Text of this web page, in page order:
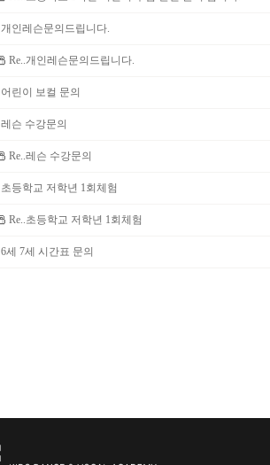
개인레슨문의드립니다.
Re..개인레슨문의드립니다.
어린이 보컬 문의
레슨 수강문의
Re..레슨 수강문의
초등학교 저학년 1회체험
Re..초등학교 저학년 1회체험
6세 7세 시간표 문의